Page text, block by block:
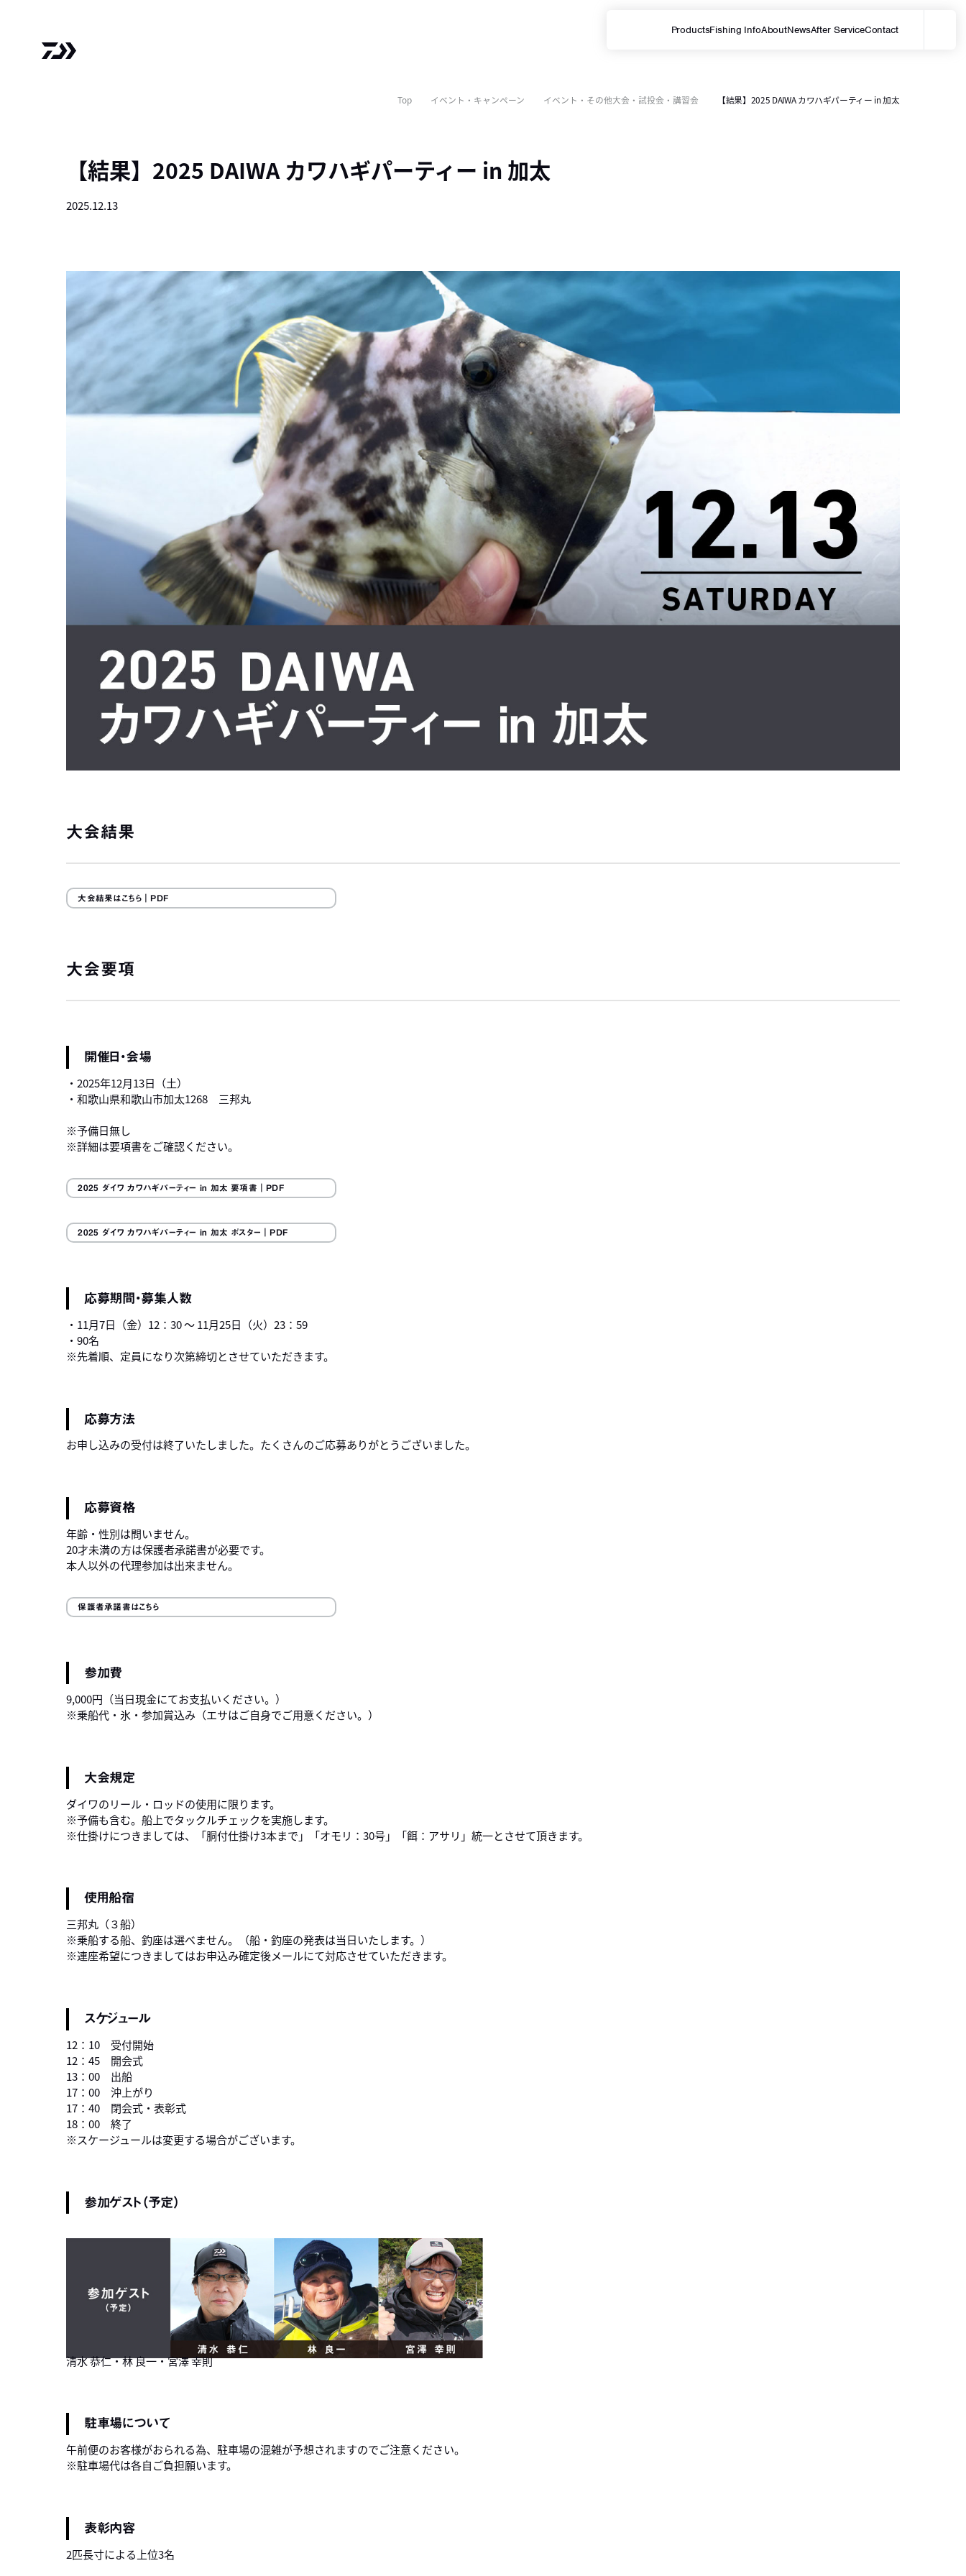
ProductsFishing InfoAboutNewsAfter ServiceContact
サイト内を検索する
Top イベント・キャンペーン イベント・その他大会・試投会・講習会 【結果】2025 DAIWA カワハギパーティー in 加太
【結果】2025 DAIWA カワハギパーティー in 加太
2025.12.13
大会結果
大会結果はこちら ｜PDF
大会要項
開催日・会場
・2025年12月13日（土）
・和歌山県和歌山市加太1268 三邦丸
※予備日無し
※詳細は要項書をご確認ください。
2025 ダイワ カワハギパーティー in 加太 要項書 ｜PDF
2025 ダイワ カワハギパーティー in 加太 ポスター ｜PDF
応募期間・募集人数
・11月7日（金）12：30 ～ 11月25日（火）23：59
・90名
※先着順、定員になり次第締切とさせていただきます。
応募方法
お申し込みの受付は終了いたしました。たくさんのご応募ありがとうございました。
応募資格
年齢・性別は問いません。
20才未満の方は保護者承諾書が必要です。
本人以外の代理参加は出来ません。
保護者承諾書はこちら
参加費
9,000円（当日現金にてお支払いください。）
※乗船代・氷・参加賞込み（エサはご自身でご用意ください。）
大会規定
ダイワのリール・ロッドの使用に限ります。
※予備も含む。船上でタックルチェックを実施します。
※仕掛けにつきましては、「胴付仕掛け3本まで」「オモリ：30号」「餌：アサリ」統一とさせて頂きます。
使用船宿
三邦丸（３船）
※乗船する船、釣座は選べません。（船・釣座の発表は当日いたします。）
※連座希望につきましてはお申込み確定後メールにて対応させていただきます。
スケジュール
12：10 受付開始
12：45 開会式
13：00 出船
17：00 沖上がり
17：40 閉会式・表彰式
18：00 終了
※スケージュールは変更する場合がございます。
参加ゲスト（予定）
清水 恭仁・林 良一・宮澤 幸則
駐車場について
午前便のお客様がおられる為、駐車場の混雑が予想されますのでご注意ください。
※駐車場代は各自ご負担願います。
表彰内容
2匹長寸による上位3名